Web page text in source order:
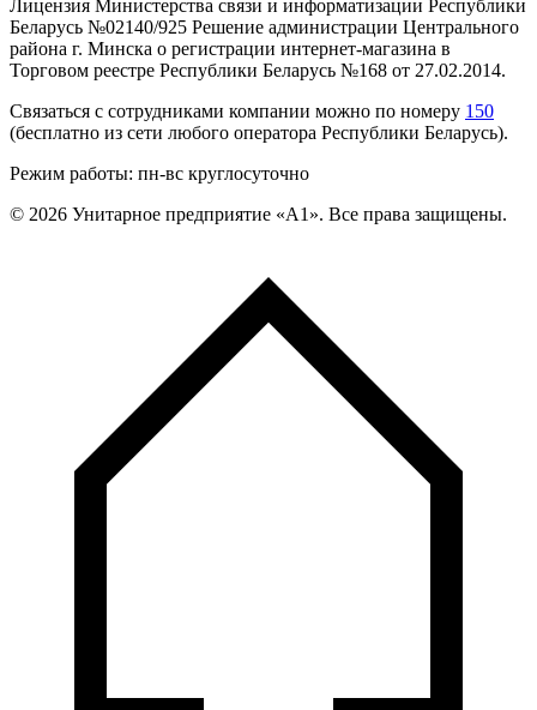
Лицензия Министерства связи и информатизации Республики
Беларусь №02140/925 Решение администрации Центрального
района г. Минска о регистрации интернет-магазина в
Торговом реестре Республики Беларусь №168 от 27.02.2014.
Связаться с сотрудниками компании можно по номеру 150
(бесплатно из сети любого оператора Республики Беларусь).
Режим работы: пн-вс круглосуточно
© 2026 Унитарное предприятие «А1». Все права защищены.